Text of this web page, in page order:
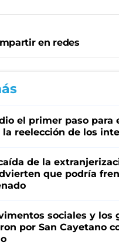
en redes
el primer paso para
reelección de los
de la
que podría
sociales y los
por San Cayetano